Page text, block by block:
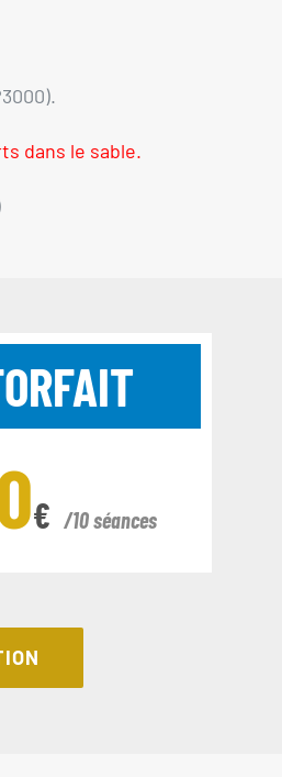
dans le sable.
€ /10 séances